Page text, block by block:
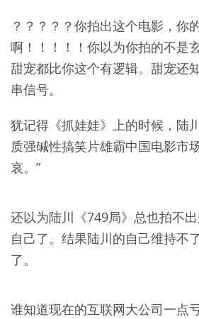
？？？？？你拍出这个电影，你
啊！！！！！你以为你拍的不是
甜宠都比你这个有逻辑。甜宠还
串信号。
犹记得《抓娃娃》上的时候，陆
质强碱性搞笑片雄霸中国电影市
哀。”
还以为陆川《749局》总也拍不
自己了。结果陆川的自己维持不
了。
谁知道现在的互联网大公司一点